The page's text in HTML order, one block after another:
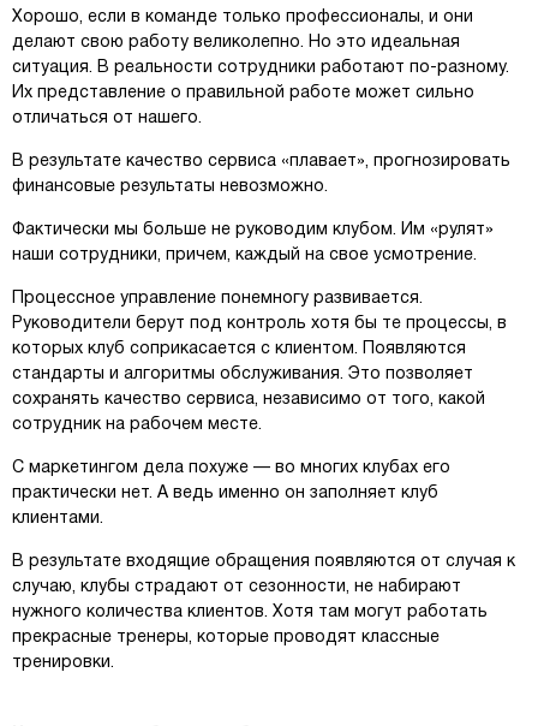
Хорошо, если в команде только профессионалы, и они
делают свою работу великолепно. Но это идеальная
ситуация. В реальности сотрудники работают по-разному.
Их представление о правильной работе может сильно
отличаться от нашего.
В результате качество сервиса «плавает», прогнозировать
финансовые результаты невозможно.
Фактически мы больше не руководим клубом. Им «рулят»
наши сотрудники, причем, каждый на свое усмотрение.
Процессное управление понемногу развивается.
Руководители берут под контроль хотя бы те процессы, в
которых клуб соприкасается с клиентом. Появляются
стандарты и алгоритмы обслуживания. Это позволяет
сохранять качество сервиса, независимо от того, какой
сотрудник на рабочем месте.
С маркетингом дела похуже — во многих клубах его
практически нет. А ведь именно он заполняет клуб
клиентами.
В результате входящие обращения появляются от случая к
случаю, клубы страдают от сезонности, не набирают
нужного количества клиентов. Хотя там могут работать
прекрасные тренеры, которые проводят классные
тренировки.